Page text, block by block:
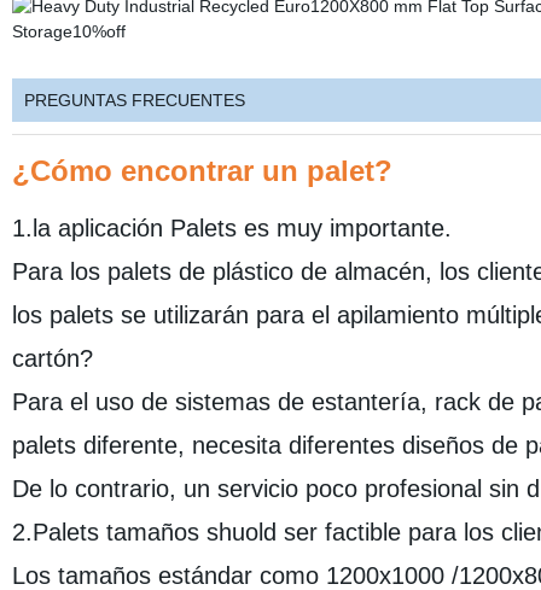
PREGUNTAS FRECUENTES
¿Cómo encontrar un palet?
1.la aplicación Palets es muy importante.
Para los palets de plástico de almacén, los
los palets se utilizarán para el apilamiento
cartón?
Para el uso de sistemas de estantería, rack de
palets diferente, necesita diferentes diseños de
De lo contrario, un servicio poco profesional sin
2.Palets tamaños shuold ser factible para los
Los tamaños estándar como 1200x1000 /